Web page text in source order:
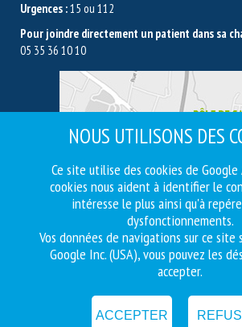
Urgences :15 ou 112
Pour joindre directement un patient dans sa
05 35 36 10 10
© 2017 Pôle de Santé Vallée du Lot | Tous droits
Politique de gestion des cookies
Réalisation :
NOUS UTILISONS DES
Ce site utilise des cookies de Google
cookies nous aident à identifier le
intéresse le plus ainsi qu'à
dysfonctionnements.
Vos données de navigations sur ce site
Google Inc. (USA), vous pouvez les
accepter.